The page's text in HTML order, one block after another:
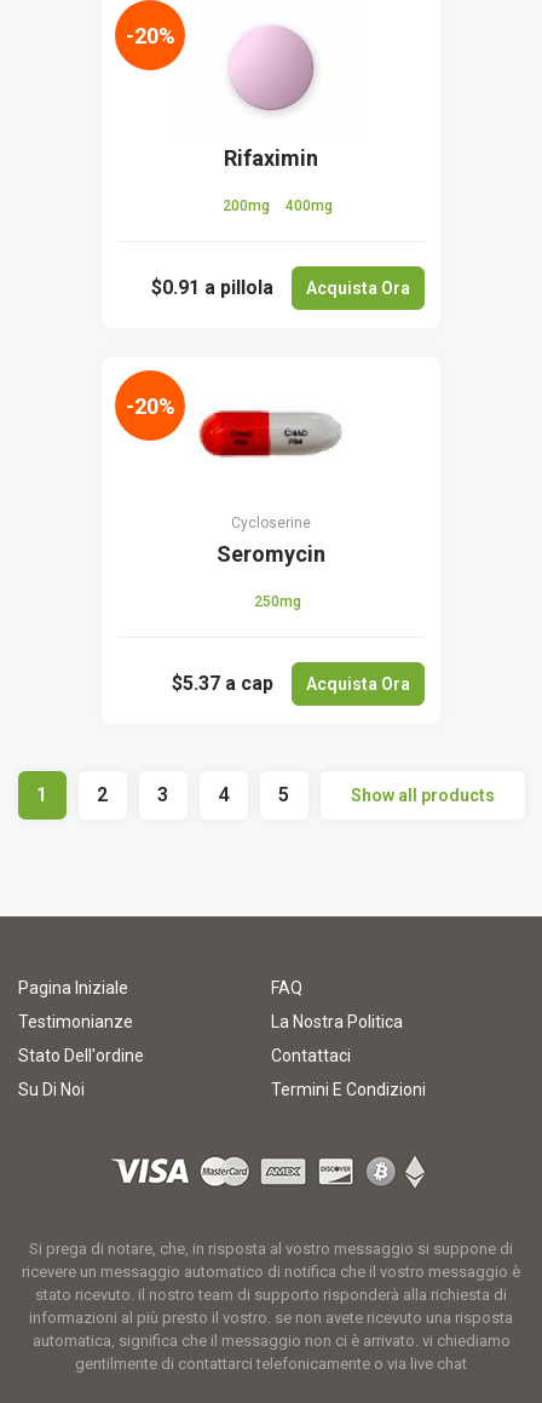
Rifaximin
200mg 400mg
$0.91 a pillola Acquista Ora
-20%
Cycloserine
Seromycin
250mg
$5.37 a cap Acquista Ora
-20%
1 2 3 4 5 Show all products
Pagina Iniziale
FAQ
Testimonianze
La Nostra Politica
Stato Dell'ordine
Contattaci
Su Di Noi
Termini E Condizioni
Si prega di notare, che, in risposta al vostro messaggio si suppone di
ricevere un messaggio automatico di notifica che il vostro messaggio è
stato ricevuto. il nostro team di supporto risponderà alla richiesta di
informazioni al più presto il vostro. se non avete ricevuto una risposta
automatica, significa che il messaggio non ci è arrivato. vi chiediamo
gentilmente di contattarci telefonicamente o via live chat